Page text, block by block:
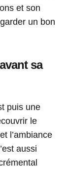
et son
un bon
sa
puis une
le
l’ambiance
aussi